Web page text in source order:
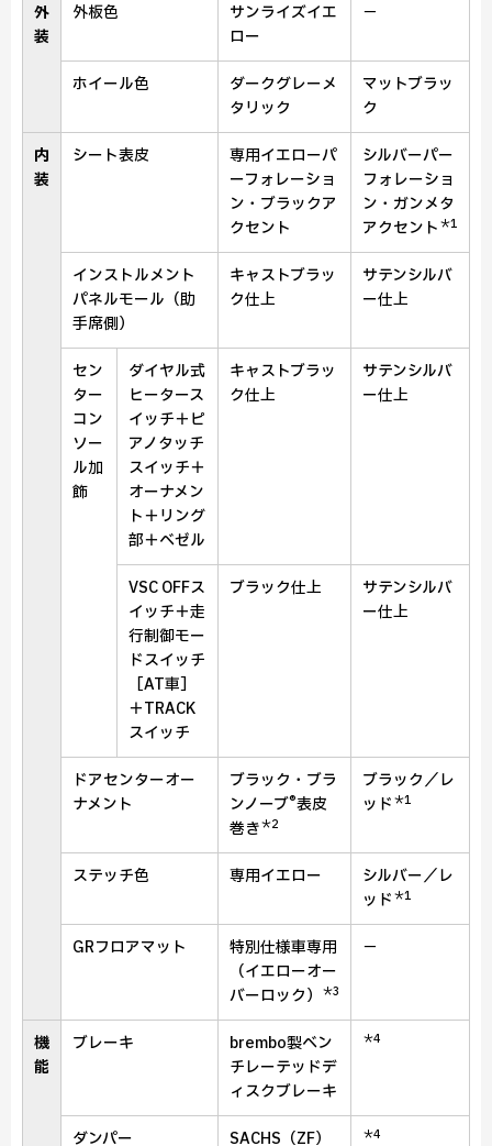
外
装
外板色
サンライズイエ
ロー
－
ホイール色
ダークグレーメ
タリック
マットブラッ
ク
内
装
シート表皮
専用イエローパ
ーフォレーショ
ン ・ ブラックア
クセント
シルバーパー
フォレーショ
ン ・ ガンメタ
アクセント＊1
インストルメント
パネルモール （助
手席側）
キャストブラッ
ク仕上
サテンシルバ
ー仕上
セン
ター
コン
ソー
ル加
飾
ダイヤル式
ヒータース
イッチ＋ピ
アノタッチ
スイッチ＋
オーナメン
ト＋リング
部＋ベゼル
キャストブラッ
ク仕上
サテンシルバ
ー仕上
VSC OFFス
イッチ＋走
行制御モー
ドスイッチ
［AT車］
＋TRACK
スイッチ
ブラック仕上
サテンシルバ
ー仕上
ドアセンターオー
ナメント
ブラック・ブラ
ンノーブ®表皮
巻き＊2
ブラック／レ
ッド＊1
ステッチ色 専用イエロー
シルバー／レ
ッド＊1
GRフロアマット
特別仕様車専用
（イエローオー
バーロック）
＊3
－
機
能
ブレーキ brembo製ベン
チレーテッドデ
ィスクブレーキ
＊4
ダンパー SACHS（ZF） ＊4